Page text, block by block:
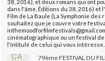
38, 2016), et deux romans qui ont
dans l'âme, Éditions du 38, 2016)
Film de La Baule (La Symphonie
souhaitez que je couvre votre
cinématographique ou un festival
l'intitulé de celui qui vous intéresse.
79ème FESTIVAL DU